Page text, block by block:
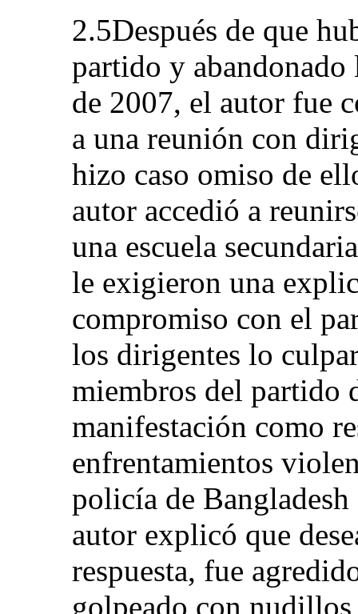
2.5Después de que
partido y
de 2007, el autor fue
a una reunión con
hizo caso omiso de
autor accedió a
una escuela
le exigieron una
compromiso con el
los dirigentes lo
miembros del partido
manifestación como
enfrentamientos
policía de
autor explicó que
respuesta, fue
golpeado con